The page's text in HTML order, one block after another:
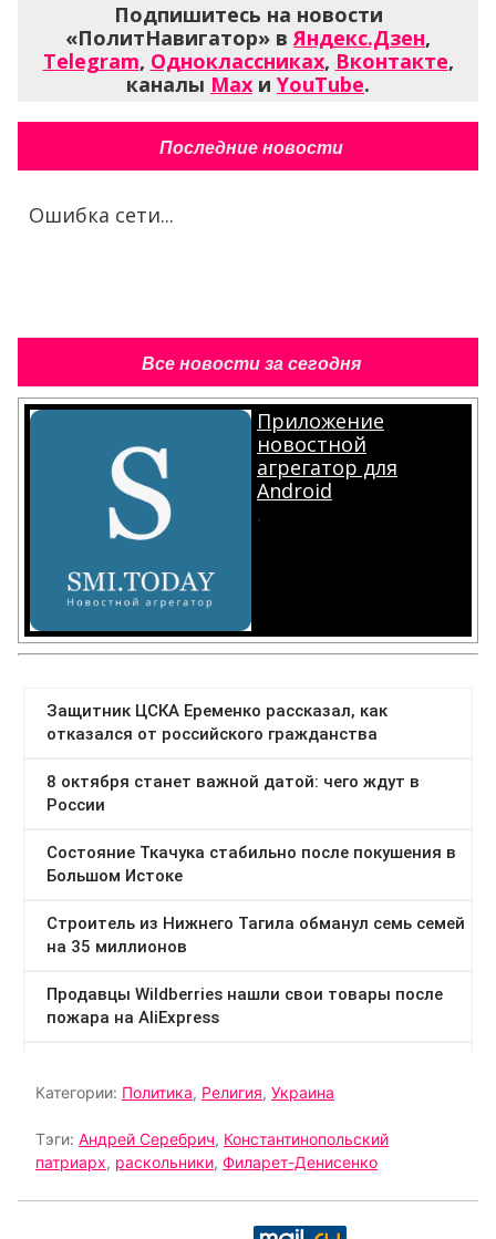
Подпишитесь на новости
«ПолитНавигатор» вЯндекс.Дзен,
Telegram, Одноклассниках, Вконтакте,
каналы Max и YouTube.
Последние новости
Ошибка сети...
Все новости за сегодня
Приложение
новостной
агрегатор для
Android
.
Категории: Политика, Религия, Украина
Тэги: Андрей Серебрич, Константинопольский
патриарх, раскольники, Филарет-Денисенко